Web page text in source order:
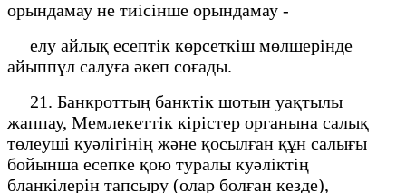
орындамау не тиісінше орындамау -
елу айлық есептік көрсеткіш мөлшерінде
айыппұл салуға әкеп соғады.
21. Банкроттың банктік шотын уақтылы
жаппау, Мемлекеттік кірістер органына салық
төлеуші куәлігінің және қосылған құн салығы
бойынша есепке қою туралы куәліктің
бланкілерін тапсыру (олар болған кезде),